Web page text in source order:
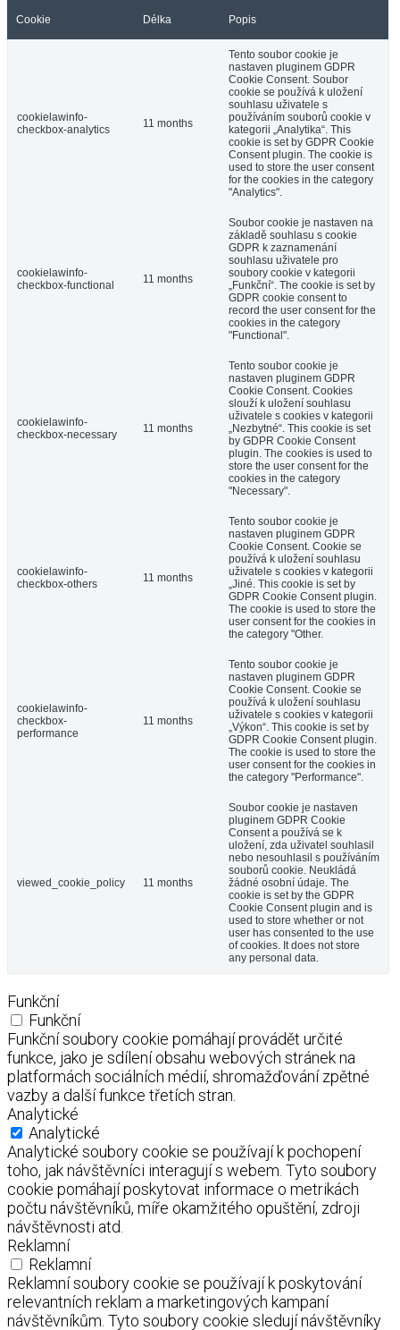
Cookie Délka Popis
cookielawinfo-
checkbox-analytics
11 months
Tento soubor cookie je
nastaven pluginem GDPR
Cookie Consent. Soubor
cookie se používá k uložení
souhlasu uživatele s
používáním souborů cookie v
kategorii „Analytika“. This
cookie is set by GDPR Cookie
Consent plugin. The cookie is
used to store the user consent
for the cookies in the category
"Analytics".
cookielawinfo-
checkbox-functional
11 months
Soubor cookie je nastaven na
základě souhlasu s cookie
GDPR k zaznamenání
souhlasu uživatele pro
soubory cookie v kategorii
„Funkční“. The cookie is set by
GDPR cookie consent to
record the user consent for the
cookies in the category
"Functional".
cookielawinfo-
checkbox-necessary
11 months
Tento soubor cookie je
nastaven pluginem GDPR
Cookie Consent. Cookies
slouží k uložení souhlasu
uživatele s cookies v kategorii
„Nezbytné“. This cookie is set
by GDPR Cookie Consent
plugin. The cookies is used to
store the user consent for the
cookies in the category
"Necessary".
cookielawinfo-
checkbox-others
11 months
Tento soubor cookie je
nastaven pluginem GDPR
Cookie Consent. Cookie se
používá k uložení souhlasu
uživatele s cookies v kategorii
„Jiné. This cookie is set by
GDPR Cookie Consent plugin.
The cookie is used to store the
user consent for the cookies in
the category "Other.
cookielawinfo-
checkbox-
performance
11 months
Tento soubor cookie je
nastaven pluginem GDPR
Cookie Consent. Cookie se
používá k uložení souhlasu
uživatele s cookies v kategorii
„Výkon“. This cookie is set by
GDPR Cookie Consent plugin.
The cookie is used to store the
user consent for the cookies in
the category "Performance".
viewed_cookie_policy 11 months
Soubor cookie je nastaven
pluginem GDPR Cookie
Consent a používá se k
uložení, zda uživatel souhlasil
nebo nesouhlasil s používáním
souborů cookie. Neukládá
žádné osobní údaje. The
cookie is set by the GDPR
Cookie Consent plugin and is
used to store whether or not
user has consented to the use
of cookies. It does not store
any personal data.
Funkční
Funkční
Funkční soubory cookie pomáhají provádět určité
funkce, jako je sdílení obsahu webových stránek na
platformách sociálních médií, shromažďování zpětné
vazby a další funkce třetích stran.
Analytické
Analytické
Analytické soubory cookie se používají k pochopení
toho, jak návštěvníci interagují s webem. Tyto soubory
cookie pomáhají poskytovat informace o metrikách
počtu návštěvníků, míře okamžitého opuštění, zdroji
návštěvnosti atd.
Reklamní
Reklamní
Reklamní soubory cookie se používají k poskytování
relevantních reklam a marketingových kampaní
návštěvníkům. Tyto soubory cookie sledují návštěvníky